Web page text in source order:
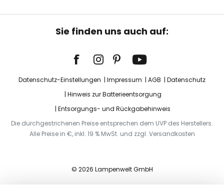
Sie finden uns auch auf:
Datenschutz-Einstellungen Impressum AGB
Datenschutz
Hinweis zur Batterieentsorgung
Entsorgungs- und Rückgabehinweis
Die durchgestrichenen Preise entsprechen dem UVP des Herstellers.
Alle Preise in €, inkl. 19 % MwSt. und zzgl. Versandkosten
© 2026 Lampenwelt GmbH